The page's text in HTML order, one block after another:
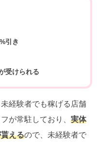
引き
受けられる
経験者でも稼げる店舗
が常駐しており、 実体
えるので、未経験者で